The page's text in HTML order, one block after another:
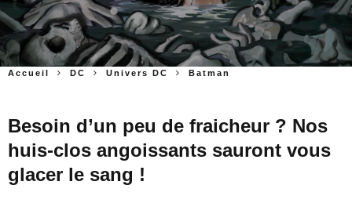
Accueil DC Univers DC Batman
Besoin d’un peu de fraicheur ? Nos
huis-clos angoissants sauront vous
glacer le sang !